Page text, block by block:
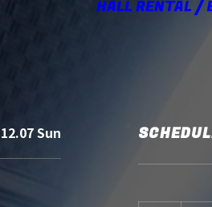
HALL RENTAL /
12.07 Sun